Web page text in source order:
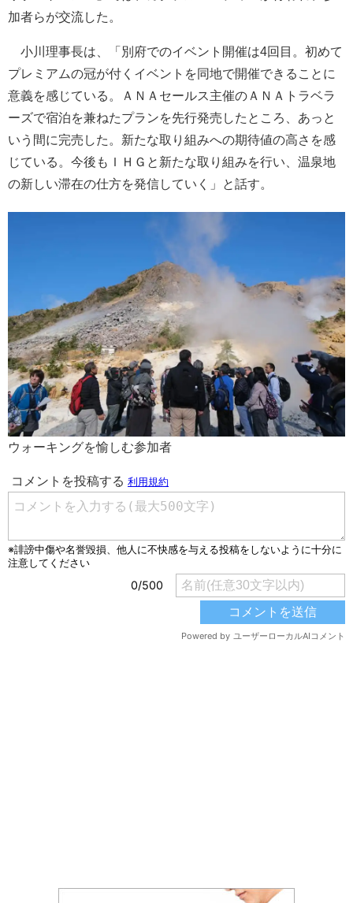
加者らが交流した。
小川理事長は、「別府でのイベント開催は4回目。初めて
プレミアムの冠が付くイベントを同地で開催できることに
意義を感じている。ＡＮＡセールス主催のＡＮＡトラベラ
ーズで宿泊を兼ねたプランを先行発売したところ、あっと
いう間に完売した。新たな取り組みへの期待値の高さを感
じている。今後もＩＨＧと新たな取り組みを行い、温泉地
の新しい滞在の仕方を発信していく」と話す。
ウォーキングを愉しむ参加者